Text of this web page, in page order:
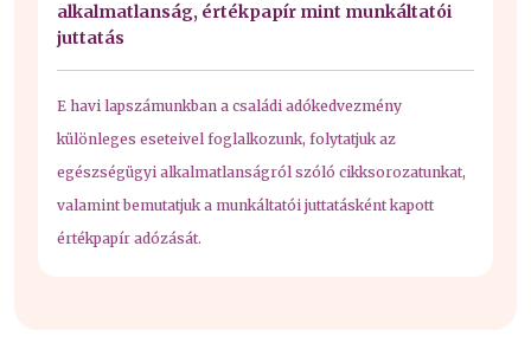
alkalmatlanság, értékpapír mint munkáltatói
juttatás
E havi lapszámunkban a családi adókedvezmény
különleges eseteivel foglalkozunk, folytatjuk az
egészségügyi alkalmatlanságról szóló cikksorozatunkat,
valamint bemutatjuk a munkáltatói juttatásként kapott
értékpapír adózását.